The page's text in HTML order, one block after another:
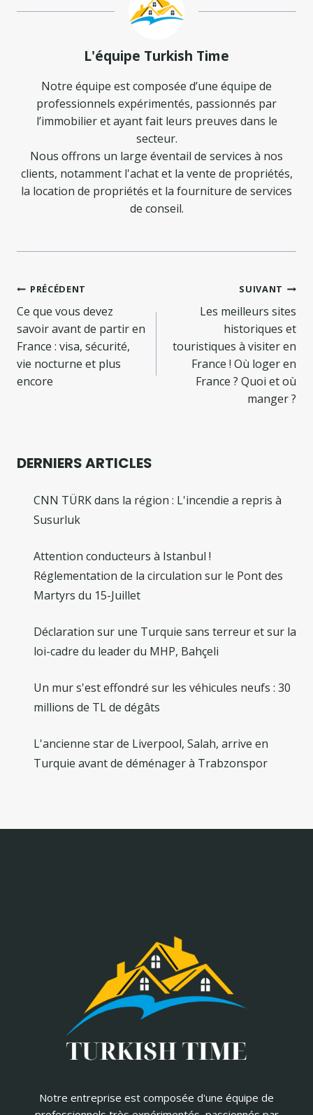
L'équipe Turkish Time
Notre équipe est composée d’une équipe de
professionnels expérimentés, passionnés par
l’immobilier et ayant fait leurs preuves dans le
secteur.
Nous offrons un large éventail de services à nos
clients, notamment l'achat et la vente de propriétés,
la location de propriétés et la fourniture de services
de conseil.
Navigation
de
l’article
PRÉCÉDENT
Ce que vous devez
savoir avant de partir en
France : visa, sécurité,
vie nocturne et plus
encore
SUIVANT
Les meilleurs sites
historiques et
touristiques à visiter en
France ! Où loger en
France ? Quoi et où
manger ?
DERNIERS ARTICLES
CNN TÜRK dans la région : L'incendie a repris à
Susurluk
Attention conducteurs à Istanbul !
Réglementation de la circulation sur le Pont des
Martyrs du 15-Juillet
Déclaration sur une Turquie sans terreur et sur la
loi-cadre du leader du MHP, Bahçeli
Un mur s'est effondré sur les véhicules neufs : 30
millions de TL de dégâts
L'ancienne star de Liverpool, Salah, arrive en
Turquie avant de déménager à Trabzonspor
Notre entreprise est composée d'une équipe de